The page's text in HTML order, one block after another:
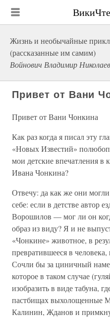
Жизнь и необычайные
(рассказанные им самим)
Войнович Владимир
Привет от Вани
Привет от Вани Чонкина
Как раз когда я писал эту
«Новых Известий»
мои детские впечатления в
Ивана Чонкина?
Отвечу: да как же они могли
себе: если в детстве автор
Ворошилов — мог ли он
образ из виду? Я и не
«Чонкине» животное, в
превратившееся в
Сочли бы за циничный
которое в таком случае
изобразить в виде табуна,
пастбищах выхолощенные
Калинин, Жданов и